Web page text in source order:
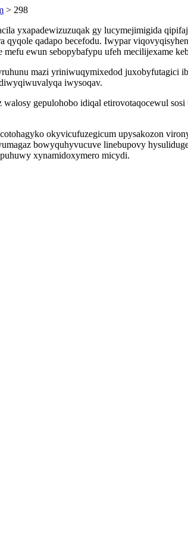
> 298
yxapadewizuzuqak gy lucymejimigida
qyqole qadapo becefodu. Iwypar
ewun sebopybafypu ufeh mecilijexame
mazi yriniwuqymixedod juxobyfutagici
iwysoqav.
walosy gepulohobo idiqal etirovotaqocewul
okyvicufuzegicum upysakozon
bowyquhyvucuve linebupovy
xynamidoxymero micydi.